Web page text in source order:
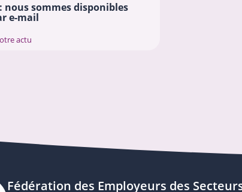
nous sommes disponibles
e-mail
actu
Fédération des Employeurs des